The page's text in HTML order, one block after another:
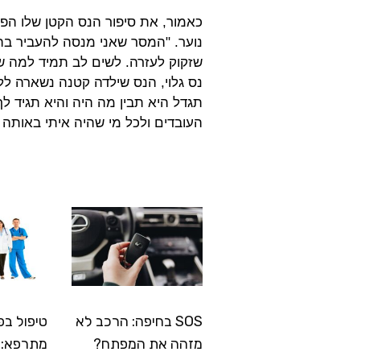
כאמור, את סיפור הנס הקטן שלו
נוער. "המסר שאני מנסה להעביר
שזקוק לעזרה. לשים לב תמיד למה
נס גלוי, הנס שילדה קטנה נשארה
תגדל היא תבין מה היה והיא תגיד
העובדים ולכל מי שהיה איתי
SOS בחיפה: הרכב לא
מזהה את המפתח?
טיפול
מתרפא: